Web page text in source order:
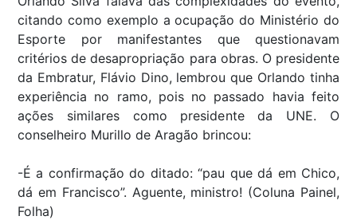
citando como exemplo a ocupação do Ministério do
Esporte por manifestantes que questionavam
critérios de desapropriação para obras. O presidente
da Embratur, Flávio Dino, lembrou que Orlando tinha
experiência no ramo, pois no passado havia feito
ações similares como presidente da UNE. O
conselheiro Murillo de Aragão brincou:
-É a confirmação do ditado: “pau que dá em Chico,
dá em Francisco”. Aguente, ministro! (Coluna Painel,
Folha)